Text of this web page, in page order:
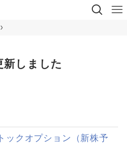
新しました
ックオプション（新株予